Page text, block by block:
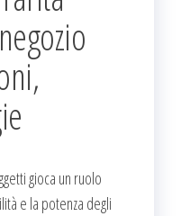
gioca un ruolo
e la potenza degli